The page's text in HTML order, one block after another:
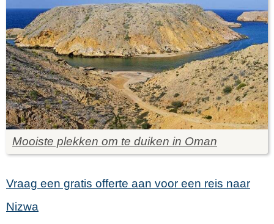
Mooiste plekken om te duiken in Oman
Vraag een gratis offerte aan voor een reis naar
Nizwa